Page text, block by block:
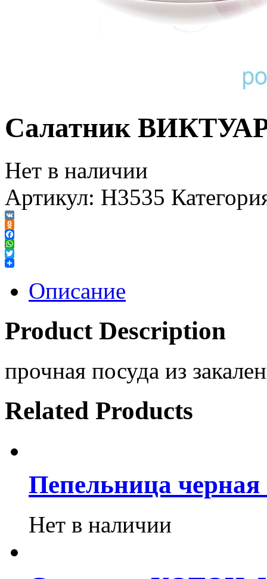
Салатник
Нет в наличии
Артикул: H3535
VK
Odnoklassniki
Facebook
WhatsApp
Twitter
Описание
Product Description
прочная посуда из
Related Products
Пепельница черная
Нет в наличии